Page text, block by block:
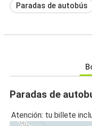
Paradas de autobús
Paradas de
Atención: tu billete